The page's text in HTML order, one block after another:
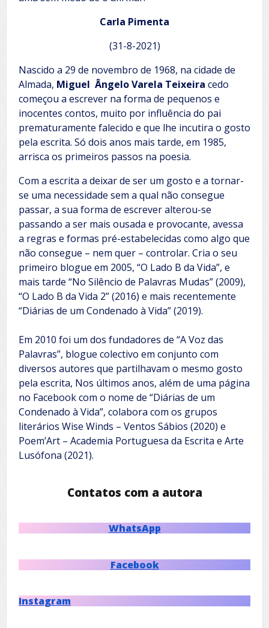
Carla Pimenta
(31-8-2021)
Nascido a 29 de novembro de 1968, na cidade de
Almada, Miguel Ângelo Varela Teixeira cedo
começou a escrever na forma de pequenos e
inocentes contos, muito por influência do pai
prematuramente falecido e que lhe incutira o gosto
pela escrita. Só dois anos mais tarde, em 1985,
arrisca os primeiros passos na poesia.
Com a escrita a deixar de ser um gosto e a tornar-
se uma necessidade sem a qual não consegue
passar, a sua forma de escrever alterou-se
passando a ser mais ousada e provocante, avessa
a regras e formas pré-estabelecidas como algo que
não consegue – nem quer – controlar. Cria o seu
primeiro blogue em 2005, “O Lado B da Vida”, e
mais tarde “No Silêncio de Palavras Mudas” (2009),
“O Lado B da Vida 2” (2016) e mais recentemente
“Diárias de um Condenado à Vida” (2019).
Em 2010 foi um dos fundadores de “A Voz das
Palavras”, blogue colectivo em conjunto com
diversos autores que partilhavam o mesmo gosto
pela escrita, Nos últimos anos, além de uma página
no Facebook com o nome de “Diárias de um
Condenado à Vida”, colabora com os grupos
literários Wise Winds – Ventos Sábios (2020) e
Poem’Art – Academia Portuguesa da Escrita e Arte
Lusófona (2021).
Contatos com a autora
WhatsApp
Facebook
Instagram